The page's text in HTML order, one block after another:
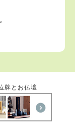
牌とお仏壇